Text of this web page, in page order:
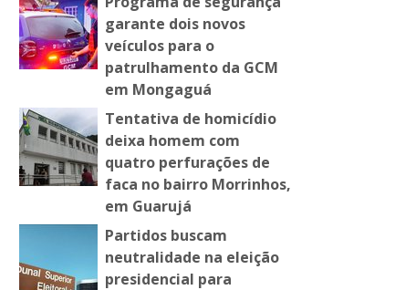
garante dois novos
veículos para o
patrulhamento da GCM
em Mongaguá
Tentativa de homicídio
deixa homem com
quatro perfurações de
faca no bairro Morrinhos,
em Guarujá
Partidos buscam
neutralidade na eleição
presidencial para